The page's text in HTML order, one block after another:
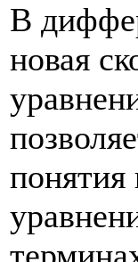
В
новая
понятия